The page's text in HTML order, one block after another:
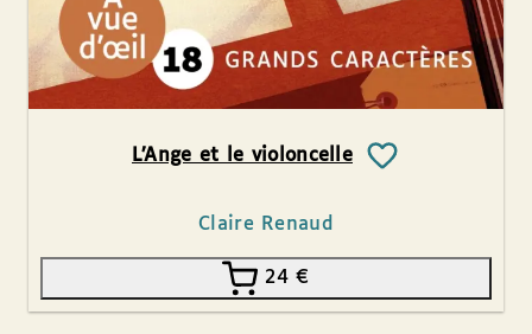
L’Ange et le violoncelle
Claire Renaud
24€